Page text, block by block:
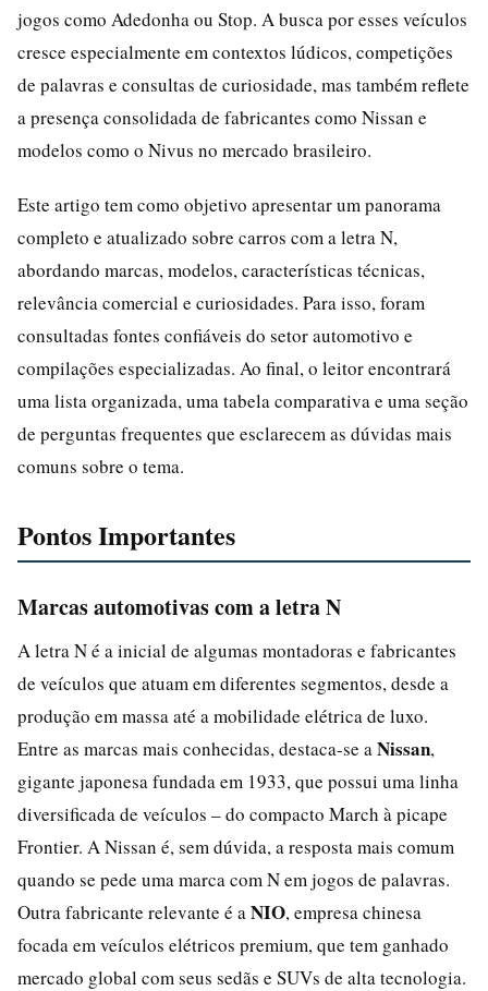
jogos como Adedonha ou Stop. A busca por esses veículos
cresce especialmente em contextos lúdicos, competições
de palavras e consultas de curiosidade, mas também reflete
a presença consolidada de fabricantes como Nissan e
modelos como o Nivus no mercado brasileiro.
Este artigo tem como objetivo apresentar um panorama
completo e atualizado sobre carros com a letra N,
abordando marcas, modelos, características técnicas,
relevância comercial e curiosidades. Para isso, foram
consultadas fontes confiáveis do setor automotivo e
compilações especializadas. Ao final, o leitor encontrará
uma lista organizada, uma tabela comparativa e uma seção
de perguntas frequentes que esclarecem as dúvidas mais
comuns sobre o tema.
Pontos Importantes
Marcas automotivas com a letra N
A letra N é a inicial de algumas montadoras e fabricantes
de veículos que atuam em diferentes segmentos, desde a
produção em massa até a mobilidade elétrica de luxo.
Entre as marcas mais conhecidas, destaca-se a Nissan,
gigante japonesa fundada em 1933, que possui uma linha
diversificada de veículos – do compacto March à picape
Frontier. A Nissan é, sem dúvida, a resposta mais comum
quando se pede uma marca com N em jogos de palavras.
Outra fabricante relevante é a NIO, empresa chinesa
focada em veículos elétricos premium, que tem ganhado
mercado global com seus sedãs e SUVs de alta tecnologia.